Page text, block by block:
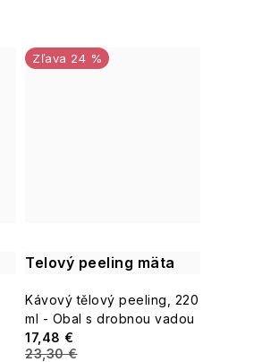
Telový peeling mäta
24 %
Kávový tělový peeling, 220
ml - Obal s drobnou vadou
17,48 €
23,30 €